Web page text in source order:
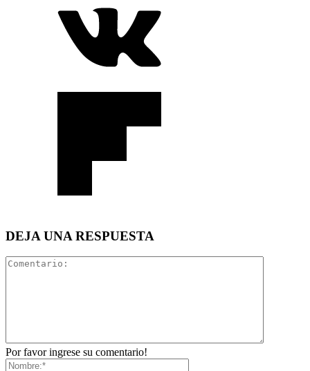
DEJA UNA RESPUESTA
Por favor ingrese su comentario!